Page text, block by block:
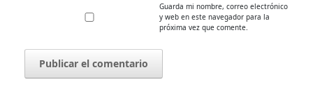
Guarda mi nombre, correo electrónico
y web en este navegador para la
próxima vez que comente.